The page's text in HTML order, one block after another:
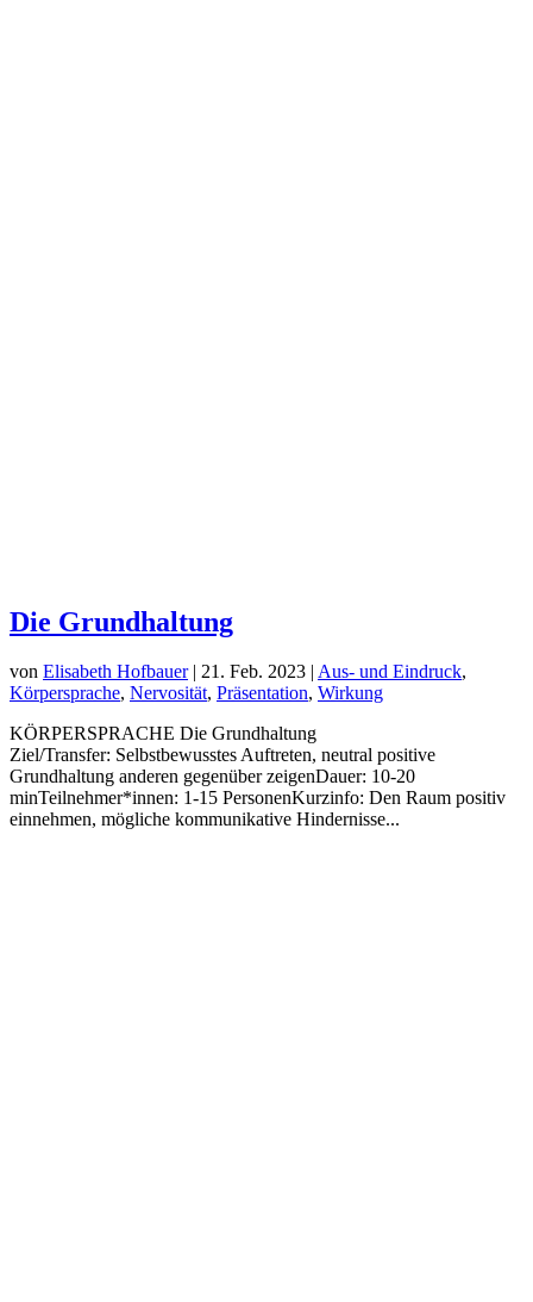
Die Grundhaltung
von Elisabeth Hofbauer| 21. Feb. 2023 | Aus- und Eindruck,
Körpersprache, Nervosität, Präsentation, Wirkung
KÖRPERSPRACHE Die Grundhaltung
Ziel/Transfer: Selbstbewusstes Auftreten, neutral positive
Grundhaltung anderen gegenüber zeigenDauer: 10-20
minTeilnehmer*innen: 1-15 PersonenKurzinfo: Den Raum positiv
einnehmen, mögliche kommunikative Hindernisse...